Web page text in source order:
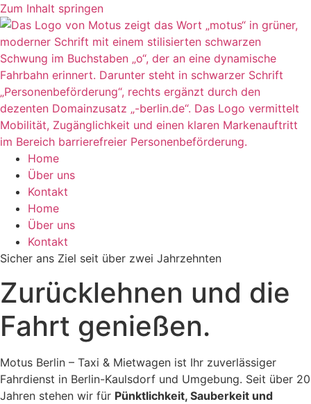
Zum Inhalt springen
Home
Über uns
Kontakt
Home
Über uns
Kontakt
Sicher ans Ziel seit über zwei Jahrzehnten
Zurücklehnen und die
Fahrt genießen.
Motus Berlin – Taxi & Mietwagen ist Ihr zuverlässiger
Fahrdienst in Berlin-Kaulsdorf und Umgebung. Seit über 20
Jahren stehen wir für Pünktlichkeit, Sauberkeit und